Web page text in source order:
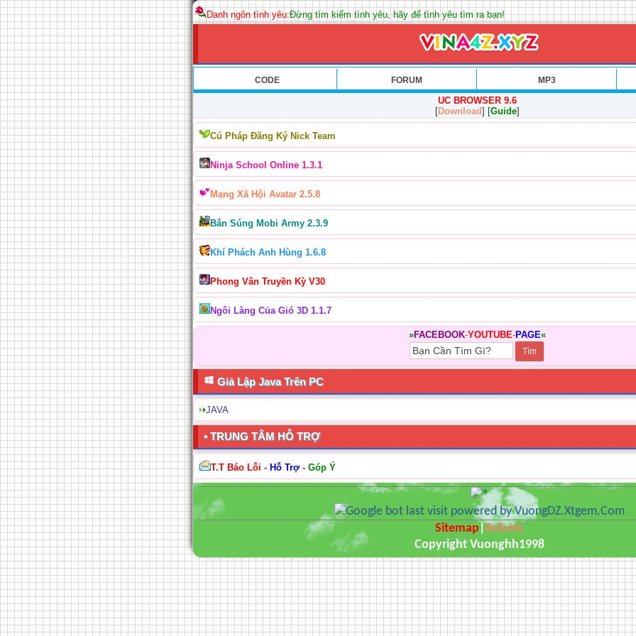
Danh ngôn tình yêu:Đừng tìm kiếm tình yêu, hãy để tình yêu tìm ra bạn!
CODE FORUM MP3
UC BROWSER 9.6
[Download] [Guide]
Cú Pháp Đăng Ký Nick Team
Ninja School Online 1.3.1
Mạng Xã Hội Avatar 2.5.8
Bắn Súng Mobi Army 2.3.9
Khí Phách Anh Hùng 1.6.8
Phong Vân Truyền Kỳ V30
Ngôi Làng Của Gió 3D 1.1.7
»FACEBOOK-YOUTUBE-PAGE«
Giả Lập Java Trên PC
JAVA
• TRUNG TÂM HỖ TRỢ
T.T Báo Lỗi - Hỗ Trợ- Góp Ý
Sitemap |Robots
Copyright Vuonghh1998